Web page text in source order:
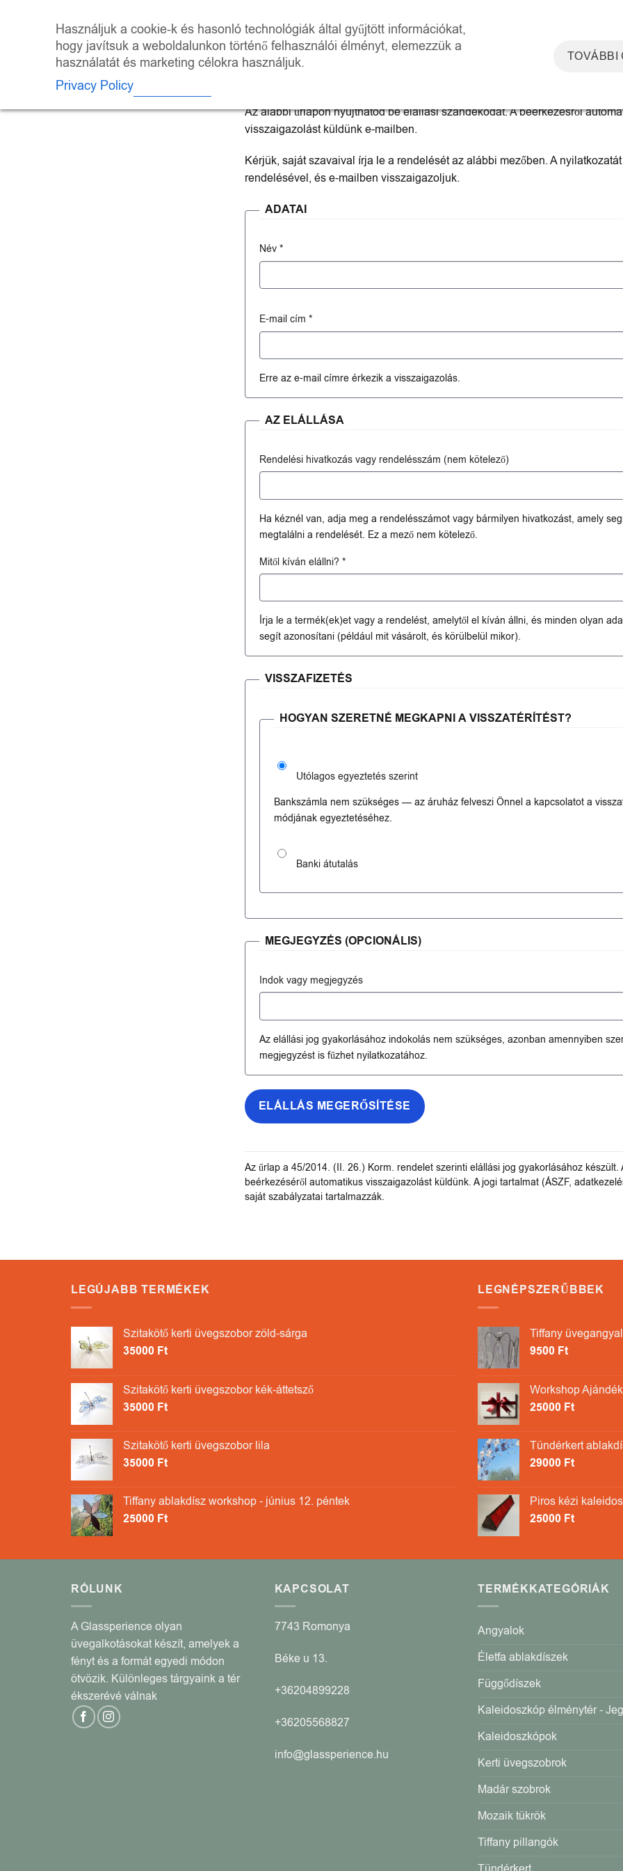
Használjuk a cookie-k és hasonló technológiák által gyűjtött információkat,
hogy javítsuk a weboldalunkon történő felhasználói élményt, elemezzük a
használatát és marketing célokra használjuk.
Privacy Policy
TOVÁBBI
ÜZLET KALEIDOSZKÓP ÉLMÉNYTÉR WORKSHOPOK
Az alábbi űrlapon nyújthatod be elállási szándékodat. A beérkezésről
visszaigazolást küldünk e-mailben.
Kérjük, saját szavaival írja le a rendelését az alábbi mezőben. A
rendelésével, és e-mailben visszaigazoljuk.
ADATAI
Név *
E-mail cím *
Erre az e-mail címre érkezik a visszaigazolás.
AZ ELÁLLÁSA
Rendelési hivatkozás vagy rendelésszám (nem kötelező)
Ha kéznél van, adja meg a rendelésszámot vagy bármilyen hivatkozást, amely
megtalálni a rendelését. Ez a mező nem kötelező.
Mitől kíván elállni? *
Írja le a termék(ek)et vagy a rendelést, amelytől el kíván állni, és minden olyan
segít azonosítani (például mit vásárolt, és körülbelül mikor).
VISSZAFIZETÉS
HOGYAN SZERETNÉ MEGKAPNI A VISSZATÉRÍTÉST?
Utólagos egyeztetés szerint
Bankszámla nem szükséges — az áruház felveszi Önnel a kapcsolatot a
módjának egyeztetéséhez.
Banki átutalás
MEGJEGYZÉS (OPCIONÁLIS)
Indok vagy megjegyzés
Az elállási jog gyakorlásához indokolás nem szükséges, azonban amennyiben
megjegyzést is fűzhet nyilatkozatához.
ELÁLLÁS MEGERŐSÍTÉSE
Az űrlap a 45/2014. (II. 26.) Korm. rendelet szerinti elállási jog gyakorlásához készült.
beérkezéséről automatikus visszaigazolást küldünk. A jogi tartalmat (ÁSZF,
saját szabályzatai tartalmazzák.
LEGÚJABB TERMÉKEK
Szitakötő kerti üvegszobor zöld-sárga
35000 Ft
Szitakötő kerti üvegszobor kék-áttetsző
35000 Ft
Szitakötő kerti üvegszobor lila
35000 Ft
Tiffany ablakdísz workshop - június 12. péntek
25000 Ft
LEGNÉPSZERŰBBEK
Tiffany üvegangyal
9500 Ft
Workshop
25000 Ft
Tündérkert
29000 Ft
Piros kézi
25000 Ft
RÓLUNK
A Glassperience olyan
üvegalkotásokat készít, amelyek a
fényt és a formát egyedi módon
ötvözik. Különleges tárgyaink a tér
ékszerévé válnak
KAPCSOLAT
7743 Romonya
Béke u 13.
+36204899228
+36205568827
info@glassperience.hu
TERMÉKKATEGÓRIÁK
Angyalok
Életfa ablakdíszek
Függődíszek
Kaleidoszkóp élménytér -
Kaleidoszkópok
Kerti üvegszobrok
Madár szobrok
Mozaik tükrök
Tiffany pillangók